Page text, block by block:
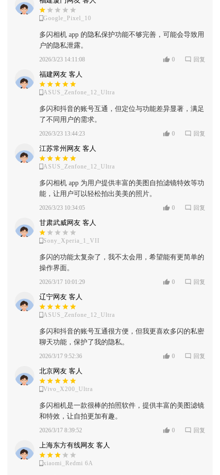
Google_Pixel_10
多闪相机 app 的隐私保护功能不够完善，可能会导致用
户的隐私泄露。
2026/3/23 14:11:08 0 回复
福建网友 客人
ASUS_Zenfone_12_Ultra
多闪和抖音的账号互通，但定位与功能差异显著，满足
了不同用户的需求。
2026/3/23 13:44:23 0 回复
江苏常州网友 客人
ASUS_Zenfone_12_Ultra
多闪相机 app 为用户提供丰富的美图自拍滤镜特效等功
能，让用户可以轻松拍出美美的照片。
2026/3/23 10:34:05 0 回复
甘肃武威网友 客人
Sony_Xperia_1_VII
多闪的功能太复杂了，我不太会用，希望能有更简单的
操作界面。
2026/3/17 10:01:29 0 回复
辽宁网友 客人
ASUS_Zenfone_12_Ultra
多闪和抖音的账号互通很方便，但我更喜欢多闪的私密
聊天功能，保护了我的隐私。
2026/3/17 9:52:36 0 回复
北京网友 客人
Vivo_X200_Ultra
多闪相机是一款很棒的拍照软件，提供丰富的美图滤镜
和特效，让自拍更加有趣。
2026/3/17 8:39:52 0 回复
上海东方有线网友 客人
xiaomi_Redmi 6A